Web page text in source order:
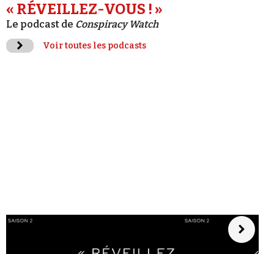
« RÉVEILLEZ-VOUS ! »
Le podcast de Conspiracy Watch
Voir toutes les podcasts